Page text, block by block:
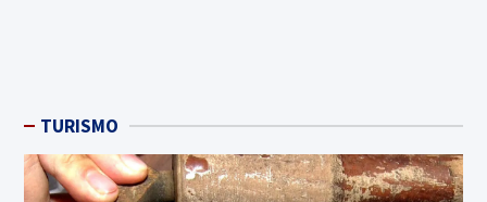
TURISMO